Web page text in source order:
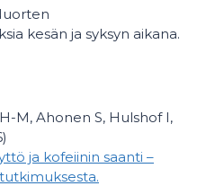
kesän ja syksyn aikana.
M, Ahonen S, Hulshof I,
ja kofeiinin saanti –